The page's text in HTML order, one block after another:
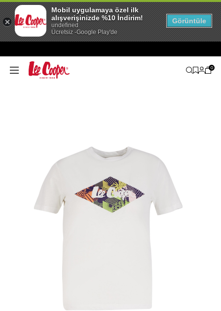
0
Mobil uygulamaya özel ilk
alışverişinizde %10 İndirim!
undefined
Ücretsiz -Google Play'de
Görüntüle